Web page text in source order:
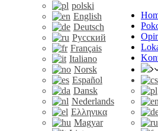
polski
English
Deutsch
Русский
Français
Italiano
Norsk
Español
Dansk
Nederlands
Ελληνικα
Magyar